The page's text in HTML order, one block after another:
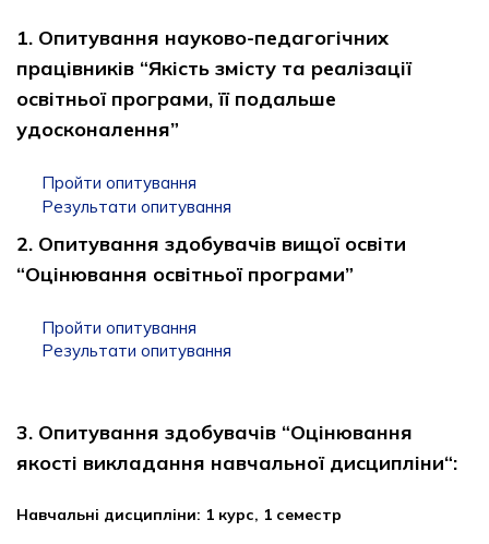
1. Опитування науково-педагогічних
працівників “Якість змісту та реалізації
освітньої програми, її подальше
удосконалення”
Пройти опитування
Результати опитування
2. Опитування здобувачів вищої освіти
“Оцінювання освітньої програми”
Пройти опитування
Результати опитування
3. Опитування здобувачів “Оцінювання
якості викладання навчальної дисципліни“:
Навчальні дисципліни: 1 курс, 1 семестр